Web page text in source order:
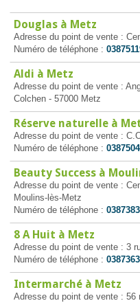
Douglas à Metz
Adresse du point de vente :
Numéro de téléphone :
Aldi à Metz
Adresse du point de vente :
Colchen - 57000 Metz
Réserve naturelle à
Adresse du point de vente :
Numéro de téléphone :
Beauty Success à
Adresse du point de vente :
Moulins-lès-Metz
Numéro de téléphone :
8 A Huit à Metz
Adresse du point de vente : 3
Numéro de téléphone :
Intermarché à Metz
Adresse du point de vente : 56